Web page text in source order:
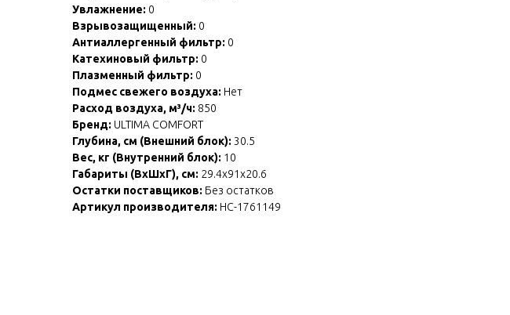
Увлажнение: 0
Взрывозащищенный: 0
Антиаллергенный фильтр: 0
Катехиновый фильтр: 0
Плазменный фильтр: 0
Подмес свежего воздуха: Нет
Расход воздуха, м³/ч: 850
Бренд: ULTIMA COMFORT
Глубина, см (Внешний блок): 30.5
Вес, кг (Внутренний блок): 10
Габариты (ВхШхГ), см: 29.4x91x20.6
Остатки поставщиков: Без остатков
Артикул производителя: НС-1761149